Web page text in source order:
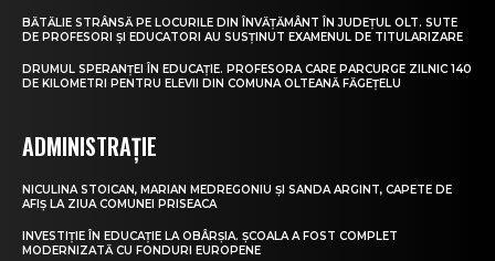
BĂTĂLIE STRÂNSĂ PE LOCURILE DIN ÎNVĂȚĂMÂNT ÎN JUDEȚUL OLT. SUTE
DE PROFESORI ȘI EDUCATORI AU SUSȚINUT EXAMENUL DE TITULARIZARE
DRUMUL SPERANȚEI ÎN EDUCAȚIE. PROFESORA CARE PARCURGE ZILNIC 140
DE KILOMETRI PENTRU ELEVII DIN COMUNA OLTEANĂ FĂGEȚELU
ADMINISTRAȚIE
NICULINA STOICAN, MARIAN MEDREGONIU ȘI SANDA ARGINT, CAPETE DE
AFIȘ LA ZIUA COMUNEI PRISEACA
INVESTIȚIE ÎN EDUCAȚIE LA OBÂRȘIA. ȘCOALA A FOST COMPLET
MODERNIZATĂ CU FONDURI EUROPENE